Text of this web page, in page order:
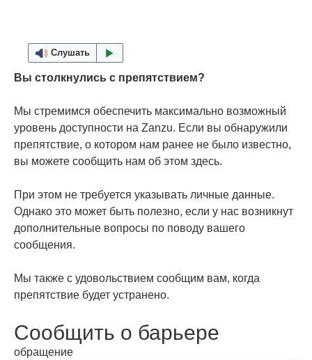
Слушать
Вы столкнулись с препятствием?
Мы стремимся обеспечить максимально возможный
уровень доступности на Zanzu. Если вы обнаружили
препятствие, о котором нам ранее не было известно,
вы можете сообщить нам об этом здесь.
При этом не требуется указывать личные данные.
Однако это может быть полезно, если у нас возникнут
дополнительные вопросы по поводу вашего
сообщения.
Мы также с удовольствием сообщим вам, когда
препятствие будет устранено.
Сообщить о барьере
обращение